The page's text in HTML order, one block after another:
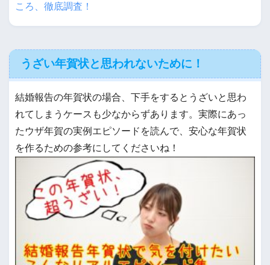
ころ、徹底調査！
うざい年賀状と思われないために！
結婚報告の年賀状の場合、下手をするとうざいと思わ
れてしまうケースも少なからずあります。実際にあっ
たウザ年賀の実例エピソードを読んで、安心な年賀状
を作るための参考にしてくださいね！